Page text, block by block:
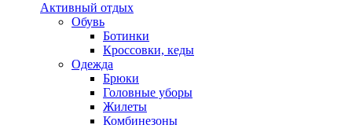
Активный отдых
Обувь
Ботинки
Кроссовки, кеды
Одежда
Брюки
Головные уборы
Жилеты
Комбинезоны